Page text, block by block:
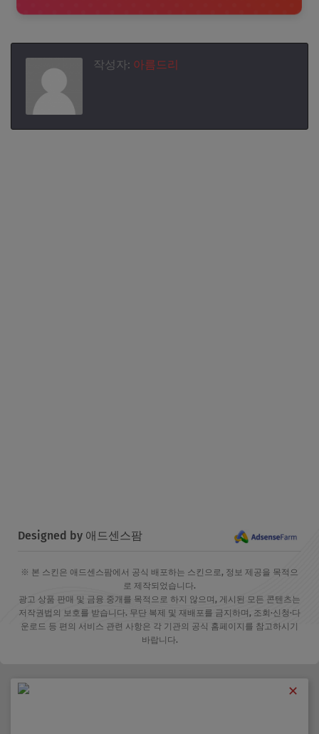
게 진행될지, 또 다른 주요 장면이 있었는지 궁금하네요. 추가
적인 정보가 필요하시면 말씀해 주세요!
작성자: 아름드리
Designed by 애드센스팜
※ 본 스킨은 애드센스팜에서 공식 배포하는 스킨으로, 정보 제공을 목적으
로 제작되었습니다.
광고 상품 판매 및 금융 중개를 목적으로 하지 않으며, 게시된 모든 콘텐츠는
저작권법의 보호를 받습니다. 무단 복제 및 재배포를 금지하며, 조회·신청·다
운로드 등 편의 서비스 관련 사항은 각 기관의 공식 홈페이지를 참고하시기
바랍니다.
✕